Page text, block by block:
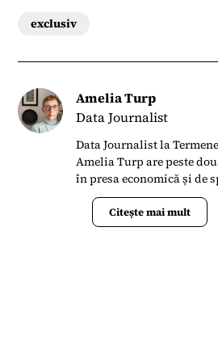
exclusiv
Amelia Turp
Data Journalist
Data Journalist la
Amelia Turp are peste
în presa economică și de
România. Din 2022 până
Forbes România, unde a
despre piața imobiliară,
Citește mai mult